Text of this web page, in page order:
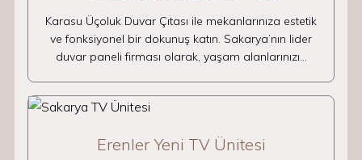
Karasu Üçoluk Duvar Çıtası ile mekanlarınıza estetik
ve fonksiyonel bir dokunuş katın. Sakarya’nın lider
duvar paneli firması olarak, yaşam alanlarınızı…
Erenler Yeni TV Ünitesi